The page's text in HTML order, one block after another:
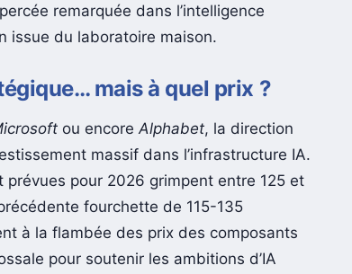
remarquée dans l’intelligence
issue du laboratoire maison.
mais à quel prix ?
ou encore Alphabet, la direction
massif dans l’infrastructure IA.
prévues pour 2026 grimpent entre 125 et
fourchette de 115-135
à la flambée des prix des composants
pour soutenir les ambitions d’IA